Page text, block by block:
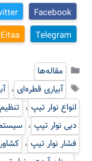
Facebook
Telegram
Eitaa
دسته‌ها
مقاله‌ها
برچسب‌ها
آبیاری قطره‌ای ،
انواع نوار تیپ ،
دبی نوار تیپ ،
فشار نوار تیپ ،